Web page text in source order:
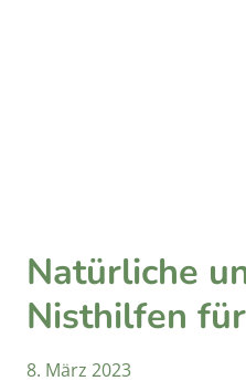
Natürliche
Nisthilfen
8. März 2023